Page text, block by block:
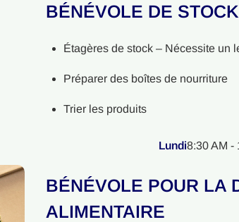
BÉNÉVOLE DE
Étagères de stock – Nécessite un
Préparer des boîtes de nourriture
Trier les produits
Lundi8:30 AM -
BÉNÉVOLE POUR LA
ALIMENTAIRE